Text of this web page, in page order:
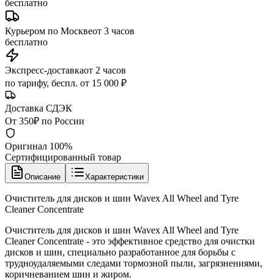
бесплатно
Курьером по Москвеот 3 часов
бесплатно
Экспресс-доставкаот 2 часов
по тарифу, беспл. от 15 000 ₽
Доставка СДЭК
От 350₽ по России
Оригинал 100%
Сертифицированный товар
Описание Характеристики
Очиститель для дисков и шин Wavex All Wheel and Tyre
Cleaner Concentrate
Очиститель для дисков и шин Wavex All Wheel and Tyre
Cleaner Concentrate - это эффективное средство для очистки
дисков и шин, специально разработанное для борьбы с
трудноудаляемыми следами тормозной пыли, загрязнениями,
коричневанием шин и жиром.